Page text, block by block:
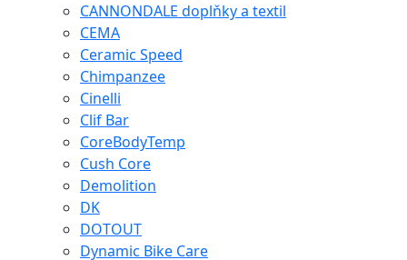
CANNONDALE doplňky a textil
CEMA
Ceramic Speed
Chimpanzee
Cinelli
Clif Bar
CoreBodyTemp
Cush Core
Demolition
DK
DOTOUT
Dynamic Bike Care